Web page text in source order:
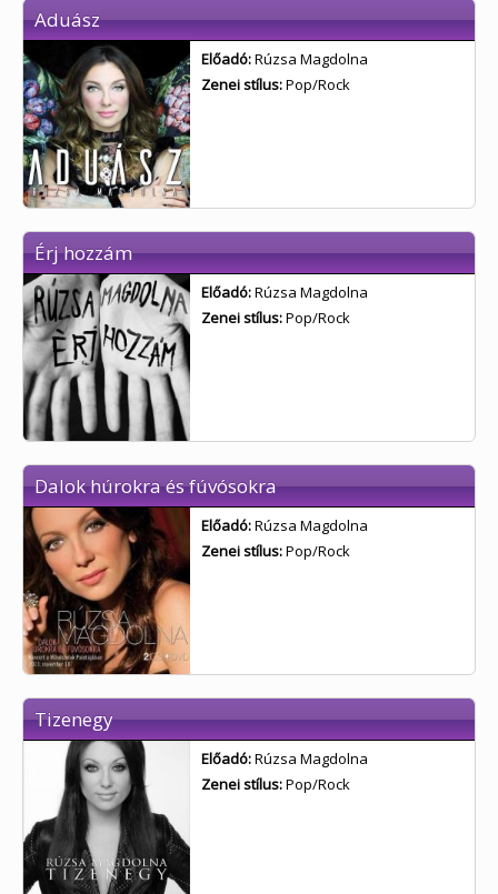
Aduász
Előadó:Rúzsa Magdolna
Zenei stílus:Pop/Rock
Érj hozzám
Előadó:Rúzsa Magdolna
Zenei stílus:Pop/Rock
Dalok húrokra és fúvósokra
Előadó:Rúzsa Magdolna
Zenei stílus:Pop/Rock
Tizenegy
Előadó:Rúzsa Magdolna
Zenei stílus:Pop/Rock